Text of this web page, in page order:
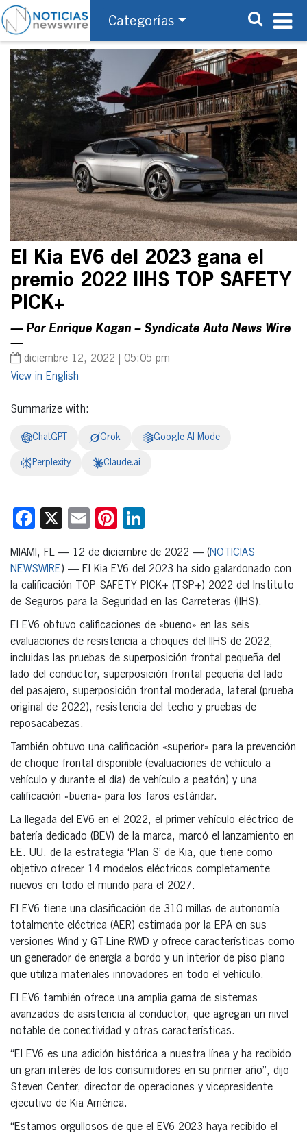
Categorías
El Kia EV6 del 2023 gana el
premio 2022 IIHS TOP SAFETY
PICK+
— Por Enrique Kogan – Syndicate Auto News Wire
—
diciembre 12, 2022 | 05:05 pm
English
Summarize with:
ChatGPT Grok Google AI Mode
Perplexity Claude.ai
Facebook
X EmailPinterest
MIAMI, FL — 12 de diciembre de 2022 — (NOTICIAS
NEWSWIRE) — El Kia EV6 del 2023 ha sido galardonado con
la calificación TOP SAFETY PICK+ (TSP+) 2022 del Instituto
de Seguros para la Seguridad en las Carreteras (IIHS).
El EV6 obtuvo calificaciones de «bueno» en las seis
evaluaciones de resistencia a choques del IIHS de 2022,
incluidas las pruebas de superposición frontal pequeña del
lado del conductor, superposición frontal pequeña del lado
del pasajero, superposición frontal moderada, lateral (prueba
original de 2022), resistencia del techo y pruebas de
reposacabezas.
También obtuvo una calificación «superior» para la prevención
de choque frontal disponible (evaluaciones de vehículo a
vehículo y durante el día) de vehículo a peatón) y una
calificación «buena» para los faros estándar.
La llegada del EV6 en el 2022, el primer vehículo eléctrico de
batería dedicado (BEV) de la marca, marcó el lanzamiento en
EE. UU. de la estrategia ‘Plan S’ de Kia, que tiene como
objetivo ofrecer 14 modelos eléctricos completamente
nuevos en todo el mundo para el 2027.
El EV6 tiene una clasificación de 310 millas de autonomía
totalmente eléctrica (AER) estimada por la EPA en sus
versiones Wind y GT-Line RWD y ofrece características como
un generador de energía a bordo y un interior de piso plano
que utiliza materiales innovadores en todo el vehículo.
El EV6 también ofrece una amplia gama de sistemas
avanzados de asistencia al conductor, que agregan un nivel
notable de conectividad y otras características.
“El EV6 es una adición histórica a nuestra línea y ha recibido
un gran interés de los consumidores en su primer año”, dijo
Steven Center, director de operaciones y vicepresidente
ejecutivo de Kia América.
“Estamos orgullosos de que el EV6 2023 haya recibido el